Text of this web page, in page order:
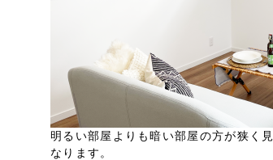
明るい部屋よりも暗い部屋の方が狭く
なります。